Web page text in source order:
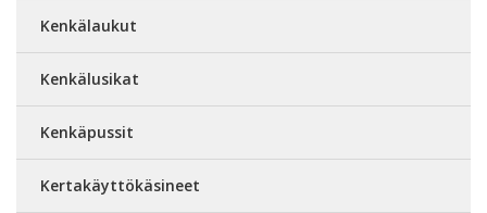
Kenkälaukut
Kenkälusikat
Kenkäpussit
Kertakäyttökäsineet